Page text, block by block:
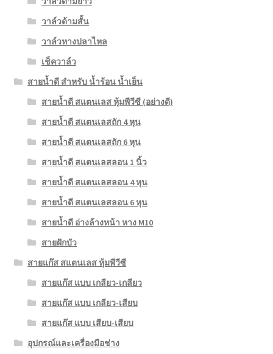
วาล์วด้ามสั้น
วาล์วหางปลาไหล
เช็ควาล์ว
สายน้ำดี สำหรับ น้ำร้อน น้ำเย็น
สายน้ำดี สแตนเลส หุ้มพีวีซี (อย่างดี)
สายน้ำดี สแตนเลสถัก 4 หุน
สายน้ำดี สแตนเลสถัก 6 หุน
สายน้ำดี สแตนเลสลอน 1 นิ้ว
สายน้ำดี สแตนเลสลอน 4 หุน
สายน้ำดี สแตนเลสลอน 6 หุน
สายน้ำดี อ่างล้างหน้า หาง M10
สายฝักบัว
สายแก๊ส สแตนเลส หุ้มพีวีซี
สายแก๊ส แบบ เกลียว-เกลียว
สายแก๊ส แบบ เกลียว-เสียบ
สายแก๊ส แบบ เสียบ-เสียบ
อุปกรณ์และเครื่องมือช่าง